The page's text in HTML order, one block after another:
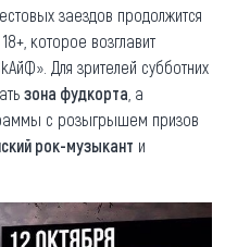
заездов продолжится
которое возглавит
Для зрителей субботних
зона фудкорта , а
с розыгрышем призов
рок-музыкант и